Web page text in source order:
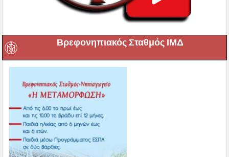
Βρεφονηπιακός Σταθμός ΙΜΔ